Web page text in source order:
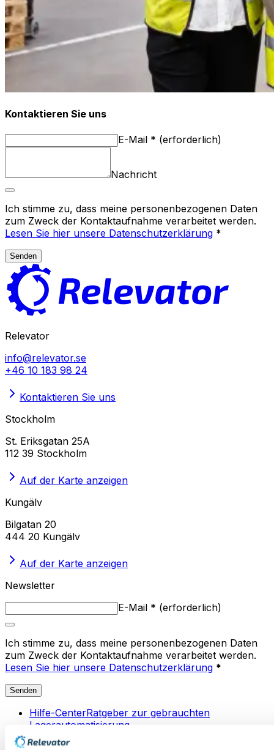
Kontaktieren Sie uns
E-Mail * (erforderlich)
Nachricht
Ich stimme zu, dass meine personenbezogenen Daten
zum Zweck der Kontaktaufnahme verarbeitet werden.
Lesen Sie hier unsere Datenschutzerklärung *
Senden
Relevator
info@relevator.se
+46 10 183 98 24
Kontaktieren Sie uns
Stockholm
St. Eriksgatan 25A
112 39 Stockholm
Auf der Karte anzeigen
Kungälv
Bilgatan 20
444 20 Kungälv
Auf der Karte anzeigen
Newsletter
E-Mail * (erforderlich)
Ich stimme zu, dass meine personenbezogenen Daten
zum Zweck der Kontaktaufnahme verarbeitet werden.
Lesen Sie hier unsere Datenschutzerklärung *
Senden
Hilfe-CenterRatgeber zur gebrauchten
Lagerautomatisierung
Umweltpolitik